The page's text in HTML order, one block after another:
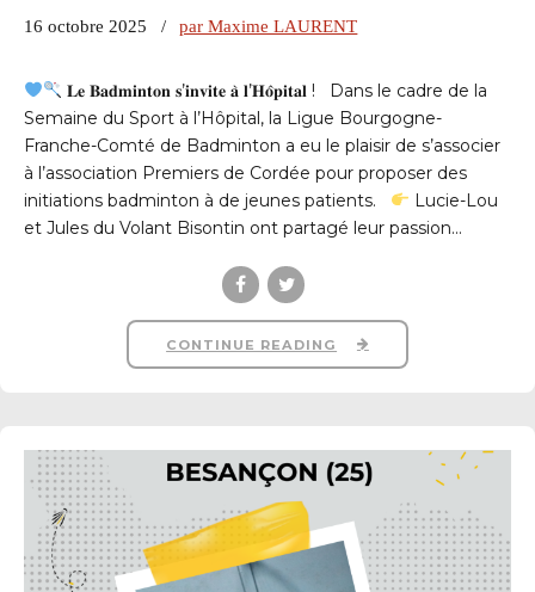
16 octobre 2025 par Maxime LAURENT
𝐋𝐞 𝐁𝐚𝐝𝐦𝐢𝐧𝐭𝐨𝐧 𝐬’𝐢𝐧𝐯𝐢𝐭𝐞 𝐚̀ 𝐥’𝐇𝐨̂𝐩𝐢𝐭𝐚𝐥 ! Dans le cadre de la
Semaine du Sport à l’Hôpital, la Ligue Bourgogne-
Franche-Comté de Badminton a eu le plaisir de s’associer
à l’association Premiers de Cordée pour proposer des
initiations badminton à de jeunes patients.
Lucie-Lou
et Jules du Volant Bisontin ont partagé leur passion...
CONTINUE READING